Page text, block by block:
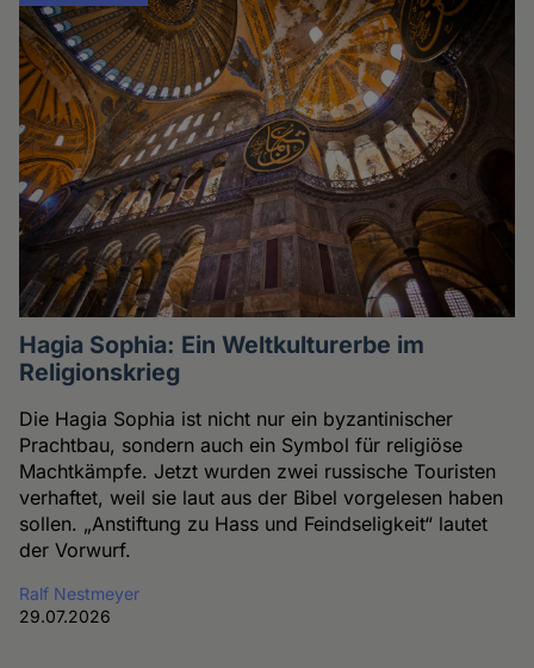
Hagia Sophia: Ein Weltkulturerbe im
Religionskrieg
Die Hagia Sophia ist nicht nur ein byzantinischer
Prachtbau, sondern auch ein Symbol für religiöse
Machtkämpfe. Jetzt wurden zwei russische Touristen
verhaftet, weil sie laut aus der Bibel vorgelesen haben
sollen. „Anstiftung zu Hass und Feindseligkeit“ lautet
der Vorwurf.
Ralf Nestmeyer
29.07.2026